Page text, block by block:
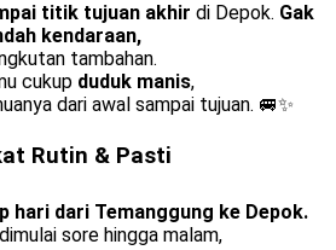
titik tujuan akhir di Depok. Gak
kendaraan,
tambahan.
cukup duduk manis,
dari awal sampai tujuan. 🚐✨
Rutin & Pasti
hari dari Temanggung ke Depok.
sore hingga malam,